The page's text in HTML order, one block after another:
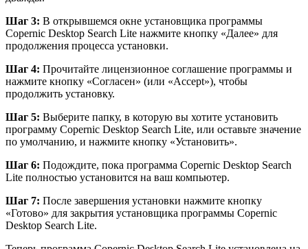
Шаг 3: В открывшемся окне установщика программы
Copernic Desktop Search Lite нажмите кнопку «Далее» для
продолжения процесса установки.
Шаг 4: Прочитайте лицензионное соглашение программы и
нажмите кнопку «Согласен» (или «Accept»), чтобы
продолжить установку.
Шаг 5: Выберите папку, в которую вы хотите установить
программу Copernic Desktop Search Lite, или оставьте значение
по умолчанию, и нажмите кнопку «Установить».
Шаг 6: Подождите, пока программа Copernic Desktop Search
Lite полностью установится на ваш компьютер.
Шаг 7: После завершения установки нажмите кнопку
«Готово» для закрытия установщика программы Copernic
Desktop Search Lite.